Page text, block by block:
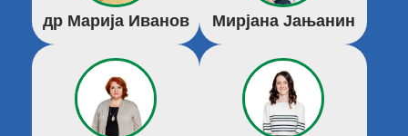
др Марија Иванов Мирјана Јањанин